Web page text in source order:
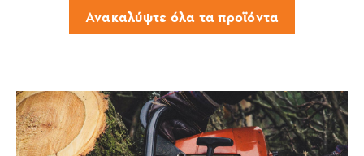
Ανακαλύψτε όλα τα προϊόντα